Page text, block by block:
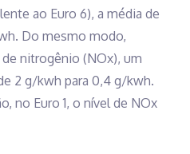
ao Euro 6), a média de
Do mesmo modo,
nitrogênio (NOx), um
2 g/kwh para 0,4 g/kwh.
no Euro 1, o nível de NOx